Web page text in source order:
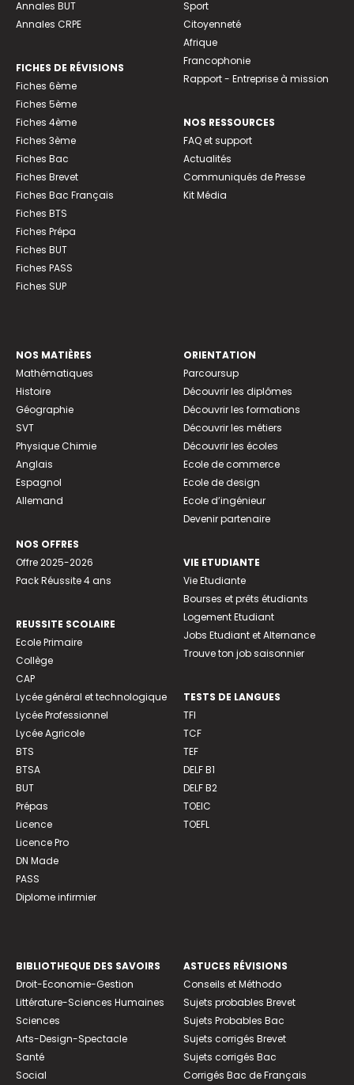
Annales BUT
Annales CRPE
FICHES DE RÉVISIONS
Fiches 6ème
Fiches 5ème
Fiches 4ème
Fiches 3ème
Fiches Bac
Fiches Brevet
Fiches Bac Français
Fiches BTS
Fiches Prépa
Fiches BUT
Fiches PASS
Fiches SUP
Sport
Citoyenneté
Afrique
Francophonie
Rapport - Entreprise à mission
NOS RESSOURCES
FAQ et support
Actualités
Communiqués de Presse
Kit Média
NOS MATIÈRES
Mathématiques
Histoire
Géographie
SVT
Physique Chimie
Anglais
Espagnol
Allemand
NOS OFFRES
Offre 2025-2026
Pack Réussite 4 ans
REUSSITE SCOLAIRE
Ecole Primaire
Collège
CAP
Lycée général et technologique
Lycée Professionnel
Lycée Agricole
BTS
BTSA
BUT
Prépas
Licence
Licence Pro
DN Made
PASS
Diplome infirmier
ORIENTATION
Parcoursup
Découvrir les diplômes
Découvrir les formations
Découvrir les métiers
Découvrir les écoles
Ecole de commerce
Ecole de design
Ecole d’ingénieur
Devenir partenaire
VIE ETUDIANTE
Vie Etudiante
Bourses et prêts étudiants
Logement Etudiant
Jobs Etudiant et Alternance
Trouve ton job saisonnier
TESTS DE LANGUES
TFI
TCF
TEF
DELF B1
DELF B2
TOEIC
TOEFL
BIBLIOTHEQUE DES SAVOIRS
Droit-Economie-Gestion
Littérature-Sciences Humaines
Sciences
Arts-Design-Spectacle
Santé
Social
ASTUCES RÉVISIONS
Conseils et Méthodo
Sujets probables Brevet
Sujets Probables Bac
Sujets corrigés Brevet
Sujets corrigés Bac
Corrigés Bac de Français